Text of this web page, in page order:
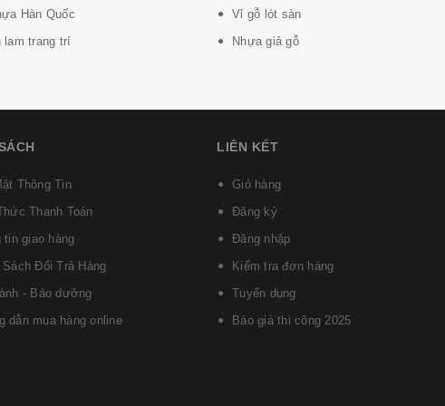
Hàn Quốc
lam trang trí
Vỉ gỗ lót sàn
Nhựa giả gỗ
Thông Tin
Thanh Toán
tin giao hàng
Sách Đổi Trả Hàng
- Bảo dưỡng
dẫn mua hàng online
LIÊN KẾT
Giỏ hàng
Đăng ký
Đăng nhập
Kiểm tra đơn hàng
Tuyển dụng
Báo giá thi công 2025